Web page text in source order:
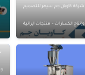
شركة كاويان جم سپهر للتصميم
وإنتاج الكسارات – منتجات ايرانية